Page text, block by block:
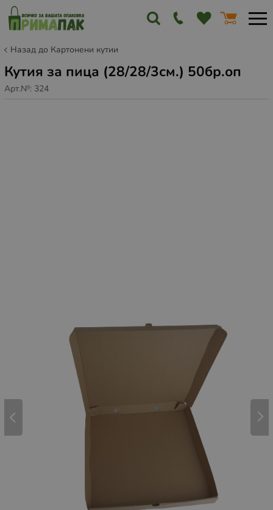
Назад до Картонени кутии
Кутия за пица (28/28/3см.) 50бр.оп
Арт.№: 324